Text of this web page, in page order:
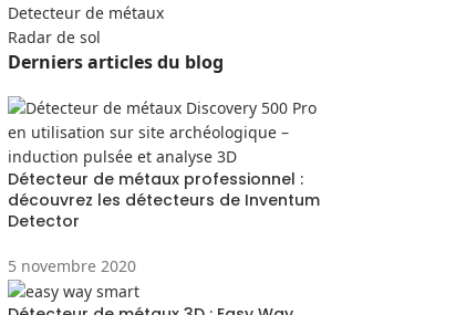
Detecteur de métaux
Radar de sol
Derniers articles du blog
Détecteur de métaux professionnel :
découvrez les détecteurs de Inventum
Detector
5 novembre 2020